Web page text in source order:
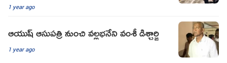
1 year ago
ఆయుష్ ఆసుపత్రి నుంచి వల్లభనేని వంశీ డిశ్చార్జి
1 year ago